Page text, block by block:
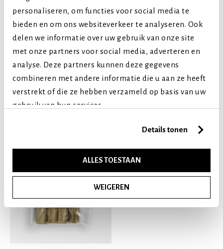
personaliseren, om functies voor social media te
bieden en om ons websiteverkeer te analyseren. Ook
delen we informatie over uw gebruik van onze site
met onze partners voor social media, adverteren en
analyse. Deze partners kunnen deze gegevens
combineren met andere informatie die u aan ze heeft
verstrekt of die ze hebben verzameld op basis van uw
gebruik van hun services.
Details tonen
ALLES TOESTAAN
WEIGEREN
Levensfase
Puppy (tot 1 jaar)
Volwassen (2-7 jaar)
Senior (8+ jaar)
Vergelijkbare producten